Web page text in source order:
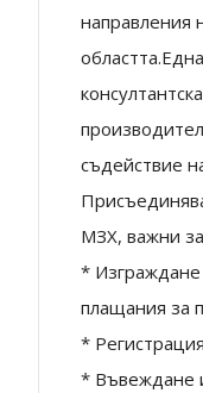
направления
съдействие
МЗХ, важни
* Изграждане
плащания за
*
* Въвеждане